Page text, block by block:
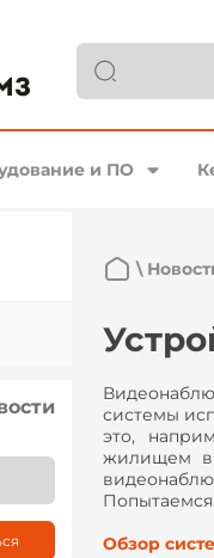
и ПО
\
системы
это,
жилищем в
Попытаемся
Обзор